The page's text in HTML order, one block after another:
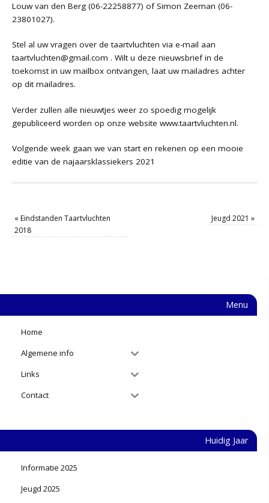
Louw van den Berg (06-22258877) of Simon Zeeman (06-
23801027).
Stel al uw vragen over de taartvluchten via e-mail aan
taartvluchten@gmail.com . Wilt u deze nieuwsbrief in de
toekomst in uw mailbox ontvangen, laat uw mailadres achter
op dit mailadres.
Verder zullen alle nieuwtjes weer zo spoedig mogelijk
gepubliceerd worden op onze websitewww.taartvluchten.nl.
Volgende week gaan we van start en rekenen op een mooie
editie van de najaarsklassiekers 2021
« Eindstanden Taartvluchten
2018
Jeugd 2021 »
Menu
Home
Algemene info
Links
Contact
Huidig Jaar
Informatie 2025
Jeugd 2025